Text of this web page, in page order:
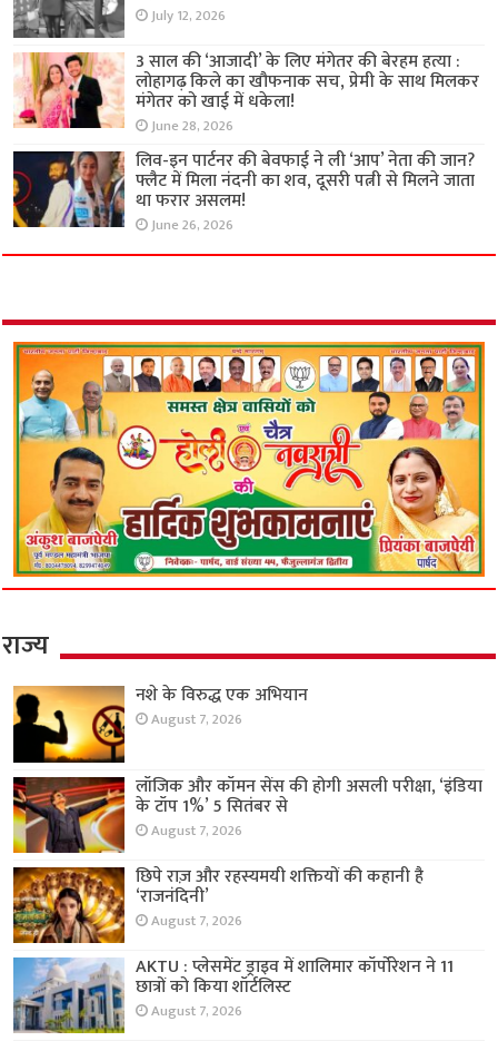
July 12, 2026
3 साल की ‘आजादी’ के लिए मंगेतर की बेरहम हत्या :
लोहागढ़ किले का खौफनाक सच, प्रेमी के साथ मिलकर
मंगेतर को खाई में धकेला!
June 28, 2026
लिव-इन पार्टनर की बेवफाई ने ली ‘आप’ नेता की जान?
फ्लैट में मिला नंदनी का शव, दूसरी पत्नी से मिलने जाता
था फरार असलम!
June 26, 2026
राज्य
नशे के विरुद्ध एक अभियान
August 7, 2026
लॉजिक और कॉमन सेंस की होगी असली परीक्षा, ‘इंडिया
के टॉप 1%’ 5 सितंबर से
August 7, 2026
छिपे राज़ और रहस्यमयी शक्तियों की कहानी है
‘राजनंदिनी’
August 7, 2026
AKTU : प्लेसमेंट ड्राइव में शालिमार कॉर्पोरेशन ने 11
छात्रों को किया शॉर्टलिस्ट
August 7, 2026